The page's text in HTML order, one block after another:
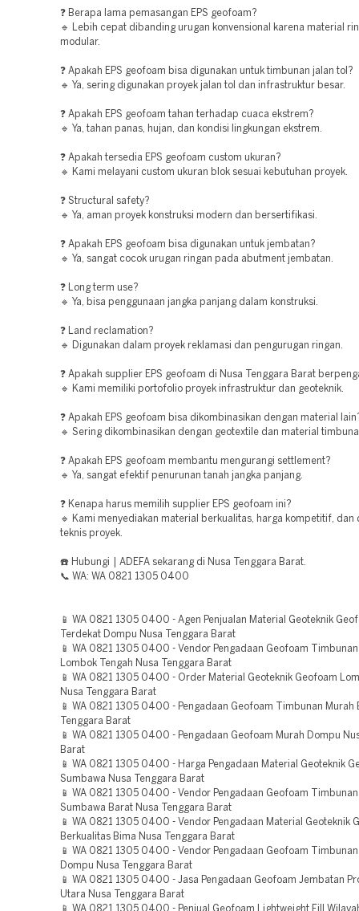
❓ Berapa lama pemasangan EPS geofoam?
🔹 Lebih cepat dibanding urugan konvensional karena material
modular.
❓ Apakah EPS geofoam bisa digunakan untuk timbunan jalan tol?
🔹 Ya, sering digunakan proyek jalan tol dan infrastruktur besar.
❓ Apakah EPS geofoam tahan terhadap cuaca ekstrem?
🔹 Ya, tahan panas, hujan, dan kondisi lingkungan ekstrem.
❓ Apakah tersedia EPS geofoam custom ukuran?
🔹 Kami melayani custom ukuran blok sesuai kebutuhan proyek.
❓ Structural safety?
🔹 Ya, aman proyek konstruksi modern dan bersertifikasi.
❓ Apakah EPS geofoam bisa digunakan untuk jembatan?
🔹 Ya, sangat cocok urugan ringan pada abutment jembatan.
❓ Long term use?
🔹 Ya, bisa penggunaan jangka panjang dalam konstruksi.
❓ Land reclamation?
🔹 Digunakan dalam proyek reklamasi dan pengurugan ringan.
❓ Apakah supplier EPS geofoam di Nusa Tenggara Barat
🔹 Kami memiliki portofolio proyek infrastruktur dan geoteknik.
❓ Apakah EPS geofoam bisa dikombinasikan dengan material
🔹 Sering dikombinasikan dengan geotextile dan material
❓ Apakah EPS geofoam membantu mengurangi settlement?
🔹 Ya, sangat efektif penurunan tanah jangka panjang.
❓ Kenapa harus memilih supplier EPS geofoam ini?
🔹 Kami menyediakan material berkualitas, harga kompetitif, dan
teknis proyek.
☎️ Hubungi | ADEFA sekarang di Nusa Tenggara Barat.
📞 WA: WA 0821 1305 0400
📱 WA 0821 1305 0400 - Agen Penjualan Material Geoteknik
Terdekat Dompu Nusa Tenggara Barat
📱 WA 0821 1305 0400 - Vendor Pengadaan Geofoam Timbunan
Lombok Tengah Nusa Tenggara Barat
📱 WA 0821 1305 0400 - Order Material Geoteknik Geofoam
Nusa Tenggara Barat
📱 WA 0821 1305 0400 - Pengadaan Geofoam Timbunan Murah
Tenggara Barat
📱 WA 0821 1305 0400 - Pengadaan Geofoam Murah Dompu
Barat
📱 WA 0821 1305 0400 - Harga Pengadaan Material Geoteknik
Sumbawa Nusa Tenggara Barat
📱 WA 0821 1305 0400 - Vendor Pengadaan Geofoam
Sumbawa Barat Nusa Tenggara Barat
📱 WA 0821 1305 0400 - Vendor Pengadaan Material Geoteknik
Berkualitas Bima Nusa Tenggara Barat
📱 WA 0821 1305 0400 - Vendor Pengadaan Geofoam
Dompu Nusa Tenggara Barat
📱 WA 0821 1305 0400 - Jasa Pengadaan Geofoam Jembatan
Utara Nusa Tenggara Barat
📱 WA 0821 1305 0400 - Penjual Geofoam Lightweight Fill